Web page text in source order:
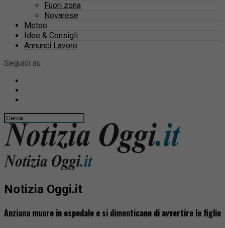
Fuori zona
Novarese
Meteo
Idee & Consigli
Annunci Lavoro
Seguici su
Notizia Oggi.it
Anziana muore in ospedale e si dimenticano di avvertire le figlie